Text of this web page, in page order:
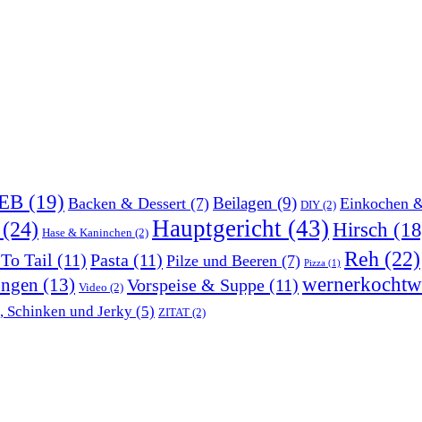
(19) Backen & Dessert (7) Beilagen (9) DIY (2) Einkochen
(24) Hase & Kaninchen (2) Hauptgericht (43) Hirsch
Tail (11) Pasta (11) Pilze und Beeren (7) Pizza (1) Reh (22)
(13) Video (2) Vorspeise & Suppe (11)
Schinken und Jerky (5) ZITAT (2)